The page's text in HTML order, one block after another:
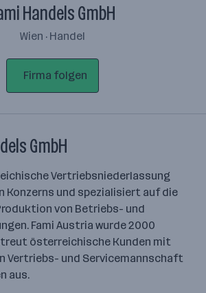
Handels GmbH
Wien · Handel
Firma folgen
GmbH
Vertriebsniederlassung
Konzerns und spezialisiert auf die
von Betriebs- und
Fami Austria wurde 2000
österreichische Kunden mit
Vertriebs- und Servicemannschaft
aus.